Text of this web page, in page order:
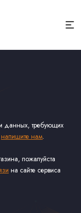
данных, требующих
напишите нам.
пожалуйста
на сайте сервиса